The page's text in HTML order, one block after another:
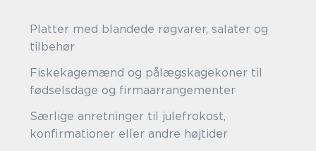
Platter med blandede røgvarer, salater og
tilbehør
Fiskekagemænd og pålægskagekoner til
fødselsdage og firmaarrangementer
Særlige anretninger til julefrokost,
konfirmationer eller andre højtider